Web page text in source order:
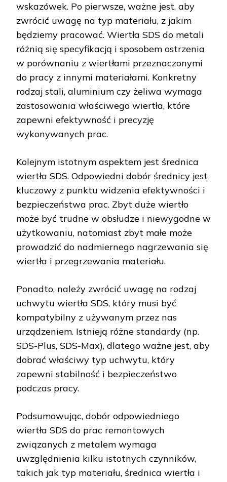
wskazówek. Po pierwsze, ważne jest, aby
zwrócić uwagę na typ materiału, z jakim
będziemy pracować. Wiertła SDS do metali
różnią się specyfikacją i sposobem ostrzenia
w porównaniu z wiertłami przeznaczonymi
do pracy z innymi materiałami. Konkretny
rodzaj stali, aluminium czy żeliwa wymaga
zastosowania właściwego wiertła, które
zapewni efektywność i precyzję
wykonywanych prac.
Kolejnym istotnym aspektem jest średnica
wiertła SDS. Odpowiedni dobór średnicy jest
kluczowy z punktu widzenia efektywności i
bezpieczeństwa prac. Zbyt duże wiertło
może być trudne w obsłudze i niewygodne w
użytkowaniu, natomiast zbyt małe może
prowadzić do nadmiernego nagrzewania się
wiertła i przegrzewania materiału.
Ponadto, należy zwrócić uwagę na rodzaj
uchwytu wiertła SDS, który musi być
kompatybilny z używanym przez nas
urządzeniem. Istnieją różne standardy (np.
SDS-Plus, SDS-Max), dlatego ważne jest, aby
dobrać właściwy typ uchwytu, który
zapewni stabilność i bezpieczeństwo
podczas pracy.
Podsumowując, dobór odpowiedniego
wiertła SDS do prac remontowych
związanych z metalem wymaga
uwzględnienia kilku istotnych czynników,
takich jak typ materiału, średnica wiertła i